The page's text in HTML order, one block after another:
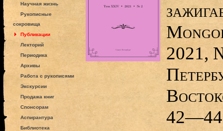
Научная жизнь
Рукописные
сокровища
Публикации
Лекторий
Периодика
Архивы
Работа с рукописями
Экскурсии
Продажа книг
Спонсорам
Аспирантура
Библиотека
2021,